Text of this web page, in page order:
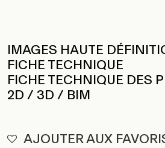
IMAGES HAUTE
FICHE TECHNIQUE
FICHE TECHNIQUE DES
2D / 3D / BIM
AJOUTER AUX